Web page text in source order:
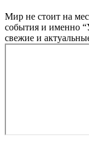
Мир не стоит на
события и именно
свежие и